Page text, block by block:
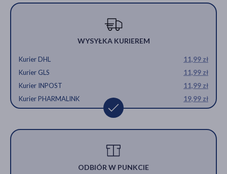
WYSYŁKA KURIEREM
Kurier DHL
11,99 zł
Kurier GLS
11,99 zł
Kurier INPOST
11,99 zł
Kurier PHARMALINK
19,99 zł
ODBIÓR W PUNKCIE